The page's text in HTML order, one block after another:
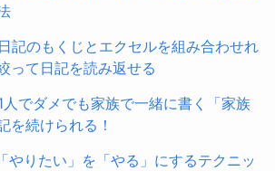
日記のもくじとエクセルを組み合わせれ
って日記を読み返せる
人でダメでも家族で一緒に書く「家族
を続けられる！
「やりたい」を「やる」にするテクニッ